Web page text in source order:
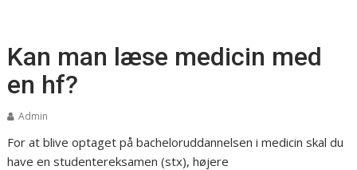
Kan man læse medicin med
en hf?
Admin
For at blive optaget på bacheloruddannelsen i medicin skal du
have en studentereksamen (stx), højere